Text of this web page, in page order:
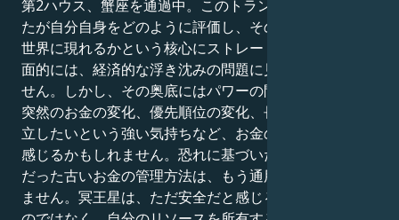
第2ハウス、蟹座を通過中。このトランジットは、あな
たが自分自身をどのように評価し、その価値が物質的な
世界に現れるかという核心にストレートに迫ります。表
面的には、経済的な浮き沈みの問題に見えるかもしれま
せん。しかし、その奥底にはパワーの問題があります。
突然のお金の変化、優先順位の変化、長期的な安定を確
立したいという強い気持ちなど、お金のプレッシャーを
感じるかもしれません。恐れに基づいた、あるいは快適
だった古いお金の管理方法は、もう通用しないかもしれ
ません。冥王星は、ただ安全だと感じるものを死守する